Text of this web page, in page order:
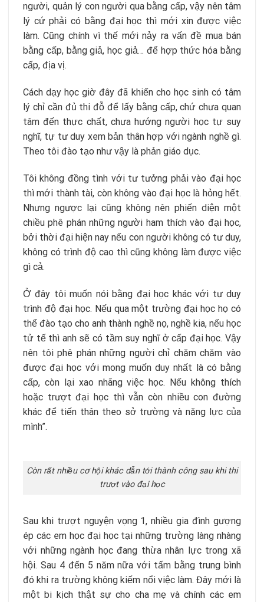
người, quản lý con người qua bằng cấp, vậy nên tâm
lý cứ phải có bằng đại học thì mới xin được việc
làm. Cũng chính vì thế mới nảy ra vấn đề mua bán
bằng cấp, bằng giả, học giả… để hợp thức hóa bằng
cấp, địa vị.
Cách dạy học giờ đây đã khiến cho học sinh có tâm
lý chỉ cần đủ thi đỗ để lấy bằng cấp, chứ chưa quan
tâm đến thực chất, chưa hướng người học tự suy
nghĩ, tự tư duy xem bản thân hợp với ngành nghề gì.
Theo tôi đào tạo như vậy là phản giáo dục.
Tôi không đồng tình với tư tưởng phải vào đại học
thì mới thành tài, còn không vào đại học là hỏng hết.
Nhưng ngược lại cũng không nên phiến diện một
chiều phê phán những người ham thích vào đại học,
bởi thời đại hiện nay nếu con người không có tư duy,
không có trình độ cao thì cũng không làm được việc
gì cả.
Ở đây tôi muốn nói bằng đại học khác với tư duy
trình độ đại học. Nếu qua một trường đại học họ có
thể đào tạo cho anh thành nghề nọ, nghề kia, nếu học
tử tế thì anh sẽ có tầm suy nghĩ ở cấp đại học. Vậy
nên tôi phê phán những người chỉ chăm chăm vào
được đại học với mong muốn duy nhất là có bằng
cấp, còn lại xao nhãng việc học. Nếu không thích
hoặc trượt đại học thì vẫn còn nhiều con đường
khác để tiến thân theo sở trường và năng lực của
mình”.
Còn rất nhiều cơ hội khác dẫn tới thành công sau khi thi
trượt vào đại học
Sau khi trượt nguyện vọng 1, nhiều gia đình gượng
ép các em học đại học tại những trường làng nhàng
với những ngành học đang thừa nhân lực trong xã
hội. Sau 4 đến 5 năm nữa với tấm bằng trung bình
đó khi ra trường không kiếm nổi việc làm. Đây mới là
một bi kịch thật sự cho cha mẹ và chính các em